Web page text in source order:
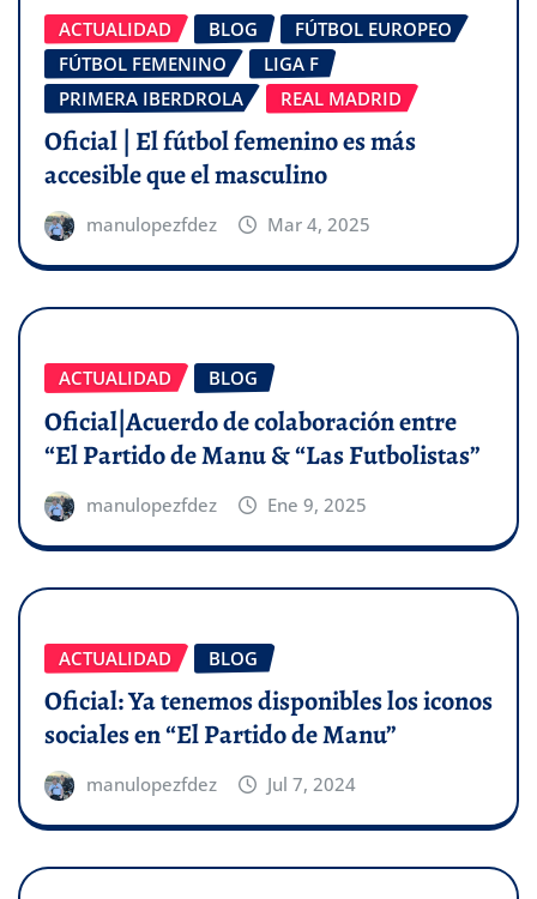
ACTUALIDAD BLOG
FÚTBOL EUROPEO
FÚTBOL FEMENINO
LIGA F
PRIMERA IBERDROLA
REAL MADRID
Oficial | El fútbol femenino es más
accesible que el masculino
manulopezfdez Mar 4, 2025
ACTUALIDAD BLOG
Oficial|Acuerdo de colaboración entre
“El Partido de Manu & “Las Futbolistas”
manulopezfdez Ene 9, 2025
ACTUALIDAD BLOG
Oficial: Ya tenemos disponibles los iconos
sociales en “El Partido de Manu”
manulopezfdez Jul 7, 2024